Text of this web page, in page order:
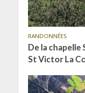
RANDONNÉES
De la chapelle
St Victor La